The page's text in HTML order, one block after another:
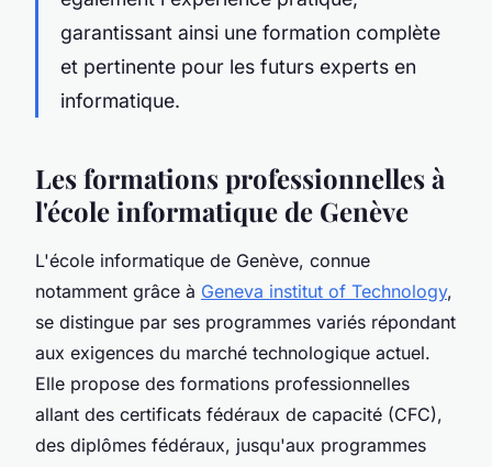
garantissant ainsi une formation complète
et pertinente pour les futurs experts en
informatique.
Les formations professionnelles à
l'école informatique de Genève
L'école informatique de Genève, connue
notamment grâce à Geneva institut of Technology,
se distingue par ses programmes variés répondant
aux exigences du marché technologique actuel.
Elle propose des formations professionnelles
allant des certificats fédéraux de capacité (CFC),
des diplômes fédéraux, jusqu'aux programmes